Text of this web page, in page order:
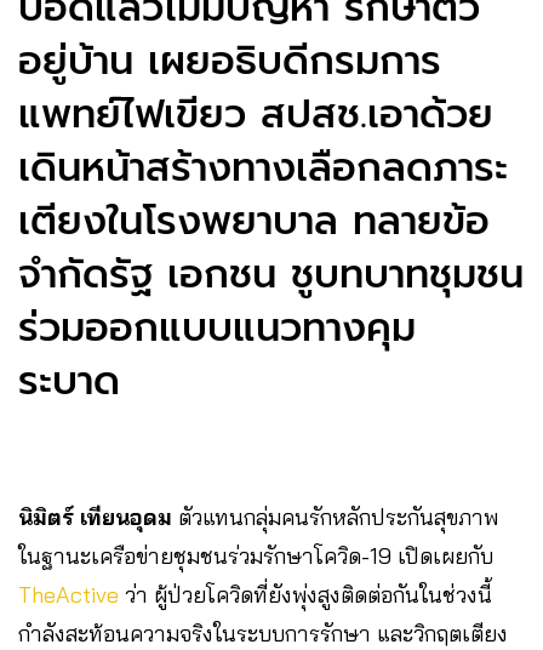
อยู่บ้าน เผยอธิบดีกรมการ
แพทย์ไฟเขียว สปสช.เอาด้วย
เดินหน้าสร้างทางเลือกลดภาระ
เตียงในโรงพยาบาล ทลายข้อ
จำกัดรัฐ เอกชน ชูบทบาทชุมชน
ร่วมออกแบบแนวทางคุม
ระบาด
นิมิตร์ เทียนอุดม ตัวแทนกลุ่มคนรักหลักประกันสุขภาพ
ในฐานะเครือข่ายชุมชนร่วมรักษาโควิด-19 เปิดเผยกับ
TheActive ว่า ผู้ป่วยโควิดที่ยังพุ่งสูงติดต่อกันในช่วงนี้
กำลังสะท้อนความจริงในระบบการรักษา และวิกฤตเตียง